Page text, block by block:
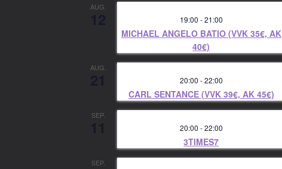
AUG.
19:00 -21:00
MICHAEL ANGELO BATIO (VVK 35€, AK
40€)
AUG.
20:00 -22:00
CARL SENTANCE (VVK 39€, AK 45€)
SEP.
20:00 -22:00
3TIMES7
SEP.